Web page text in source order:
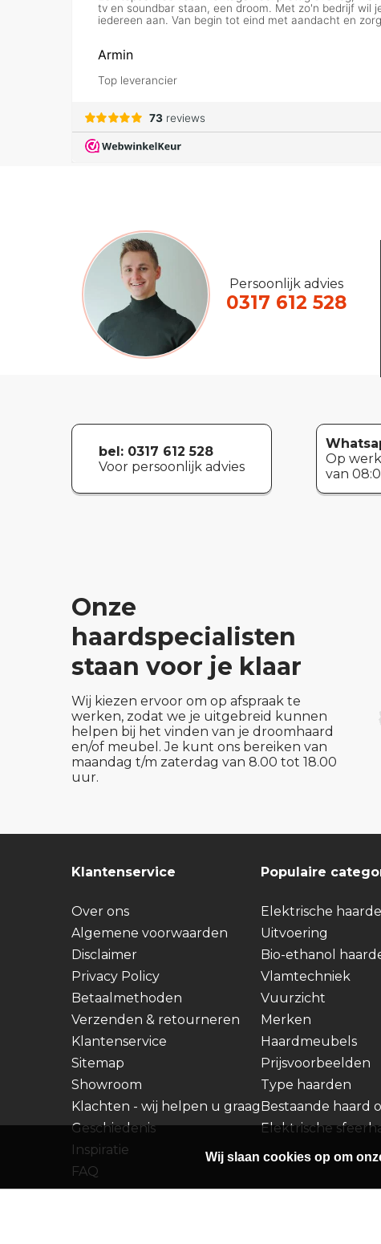
Persoonlijk advies
0317 612 528
bel: 0317 612 528
Voor persoonlijk advies
Op
van
Onze
haardspecialisten
staan voor je klaar
Wij kiezen ervoor om op afspraak te
werken, zodat we je uitgebreid kunnen
helpen bij het vinden van je droomhaard
en/of meubel. Je kunt ons bereiken van
maandag t/m zaterdag van 8.00 tot 18.00
uur.
Klantenservice
Over ons
Algemene voorwaarden
Disclaimer
Privacy Policy
Betaalmethoden
Verzenden & retourneren
Klantenservice
Sitemap
Showroom
Klachten - wij helpen u graag
Geschiedenis
Inspiratie
FAQ
Populaire
Elektrische
Uitvoering
Bio-ethanol
Vlamtechniek
Vuurzicht
Merken
Haardmeubels
Prijsvoorbeelden
Type haarden
Bestaande haard
Elektrische
Wij slaan cookies op om